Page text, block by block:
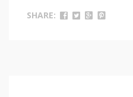
SHARE: